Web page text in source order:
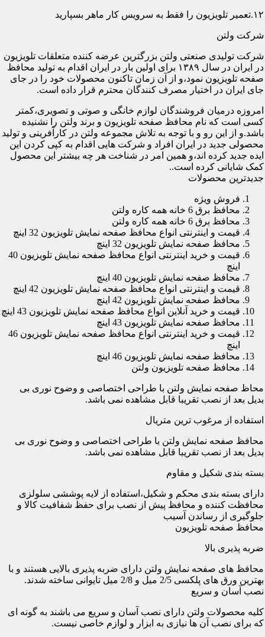
۱۲.تعمیر تلویزیون را فقط به سرویس کار ماهر بسپارید
شرکت ولتن
شرکت تولیدی صنعتی ولتن بزرگترین عرضه کننده متعلقات تلویزیون
در ایران در سال ۱۳۸۹ برای اولین بار در ایران اقدام به تولید محافظ
صفحه تلویزیون نمود،و از آن زمان تاکنون محصولات خود را در جای
جای ایران در اختیار مصرف کنندگان محترم قرار داده است.
امروزه درمیان فروشندگان لوازم خانگی و صوتی و تصویری،کمتر
کسی است که نام محافظ صفحه تلویزیون و برند ولتن را نشنیده
باشد.و از این رو و با توجه به تلاش مجموعه ولتن در کارآفرینی و تولید
محصولی جدید در ایران افراد و شرکت هایی اقدام به کپی کردن این
ایده جدید کرده اند،و همین امر در شناخت هر چه بیشتر این محصول
کمک شایانی کرده است..
جدیدترین محصولات
فروش ویژه
محافظ برق 6 خانه همه کاره ولتن
محافظ برق 6 خانه همه کاره ولتن
قیمت و اینترنتی انواع محافظ صفحه نمایش تلویزیون 32 اینچ
محافظ صفحه نمایش تلویزیون 32 اینچ
قیمت و خرید اینترنتی انواع محافظ صفحه نمایش تلویزیون 40
اینچ
محافظ صفحه نمایش تلویزیون 40 اینچ
قیمت و اینترنتی انواع محافظ صفحه نمایش تلویزیون 42 اینچ
محافظ صفحه نمایش تلویزیون 42 اینچ
قیمت و خرید آنلاین انواع محافظ صفحه نمایش تلویزیون 43 اینچ
محافظ صفحه نمایش تلویزیون 43 اینچ
قیمت و خرید اینترنتی انواع محافظ صفحه نمایش تلویزیون 46
اینچ
محافظ صفحه نمایش تلویزیون 46 اینچ
محافظ صفحه تلویزیون ولتن
محاظ صفحه نمایش ولتن با طراحی اختصاصی و وضوح نوری بی
بدیل بعد از نصب تقریبا قابل مشاهده نمی باشد.
استفاده از مرغوب ترین متریال
محافظ صفحه نمایش ولتن با طراحی اختصاصی و وضوح نوری بی
بدیل بعد از نصب تقریبا قابل مشاهده نمی باشد.
بسته بندی شکیل و مقاوم
دارای بسته بندی محکم و شکیل،استفاده از لایه پوششی سلولزی
محافظت کننده و محافظ پیش از نصب برای حفظ شفافیت کالا و
جلوگیری از رساندن آسیب
محافظ صفحه تلویزیون
ضربه پذیری بالا
محافظ های صفحه نمایش ولتن دارای ضربه پذیری بالایی هستند و با
بهترین ورق های پلکسی 2/5 میل و 2/8 میل تایوانی ساخته شدند.
نصب آسان و سریع
کلیه محصولات ولتن دارای نصب آسان و سریع می باشند به گونه ای
که برای نصب آن ها نیازی به ابزار و لوازم خاصی نیست.